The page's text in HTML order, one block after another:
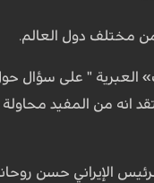
مختلف دول العالم.
" على سؤال حول
انه من المفيد محاولة
الإيراني حسن